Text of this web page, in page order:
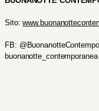
Sito:
FB: